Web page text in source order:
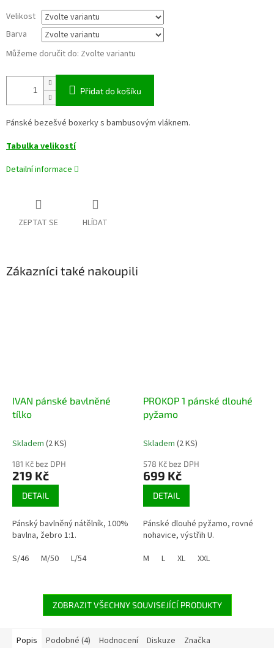
Velikost
Barva
Můžeme doručit do: Zvolte variantu
Přidat do košíku
Pánské bezešvé boxerky s bambusovým vláknem.
Tabulka velikostí
Detailní informace
ZEPTAT SE HLÍDAT
Zákazníci také nakoupili
IVAN pánské bavlněné
tílko
Skladem (2 KS)
181 Kč bez DPH
219 Kč
DETAIL
Pánský bavlněný nátělník, 100%
bavlna, žebro 1:1.
S/46
M/50 L/54
PROKOP 1 pánské dlouhé
pyžamo
Skladem (2 KS)
578 Kč bez DPH
699 Kč
DETAIL
Pánské dlouhé pyžamo, rovné
nohavice, výstřih U.
M
L XL XXL
ZOBRAZIT VŠECHNY SOUVISEJÍCÍ PRODUKTY
Popis Podobné (4) Hodnocení Diskuze Značka